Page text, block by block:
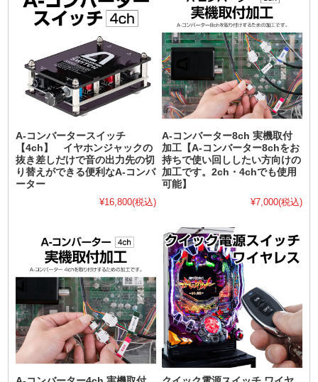
A-コンバータースイッチ
【4ch】 イヤホンジャックの
抜き差しだけで音の出力先の切
り替えができる便利なA-コンバ
ーター
¥16,800(税込)
A-コンバーター8ch 実機取付
加工【A-コンバーター8chをお
持ちで使い回ししたい方向けの
加工です。2ch・4chでも使用
可能】
¥7,000(税込)